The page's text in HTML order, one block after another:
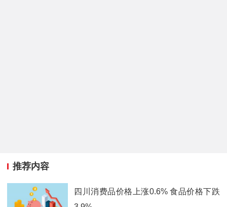
推荐内容
四川消费品价格上涨0.6% 食品价格下跌